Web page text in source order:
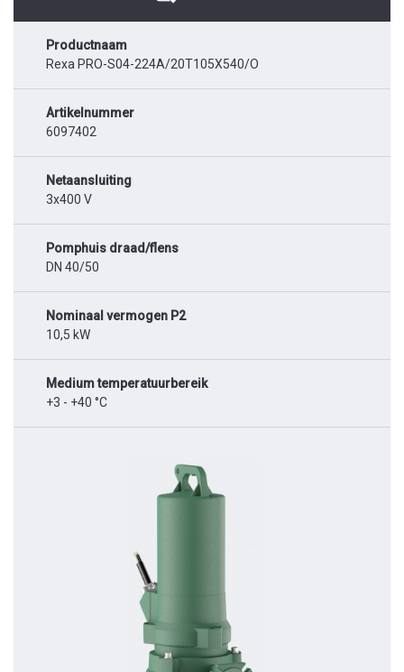
Productnaam
Rexa PRO-S04-224A/20T105X540/O
Artikelnummer
6097402
Netaansluiting
3x400 V
Pomphuis draad/flens
DN 40/50
Nominaal vermogen P2
10,5 kW
Medium temperatuurbereik
+3 - +40 °C